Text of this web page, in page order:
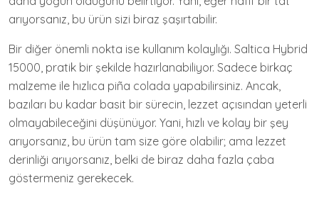
arıyorsanız, bu ürün sizi biraz şaşırtabilir.
Bir diğer önemli nokta ise kullanım kolaylığı. Saltica Hybrid
15000, pratik bir şekilde hazırlanabiliyor. Sadece birkaç
malzeme ile hızlıca piña colada yapabilirsiniz. Ancak,
bazıları bu kadar basit bir sürecin, lezzet açısından yeterli
olmayabileceğini düşünüyor. Yani, hızlı ve kolay bir şey
arıyorsanız, bu ürün tam size göre olabilir; ama lezzet
derinliği arıyorsanız, belki de biraz daha fazla çaba
göstermeniz gerekecek.